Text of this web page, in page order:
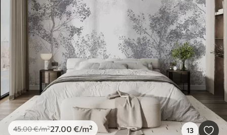
45.00€/m²27.00 €/m² 13